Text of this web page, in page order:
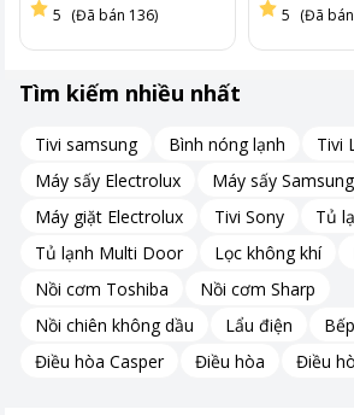
Chế độ này đảm bảo thức ăn của bạn
nóng nhanh chóng mà còn giữ được độ
Đặc biệt, chế độ này rất phù hợp với các
5 (Đã bán 136) 5 (Đã
Tìm kiếm nhiều nhất
Tivi samsung Bình nóng lạnh Tivi
Máy sấy Electrolux
Máy sấy Samsung
Máy giặt Electrolux
Tivi Sony
Tủ
Tủ lạnh Multi Door
Lọc không khí
Nồi cơm Toshiba
Nồi cơm Sharp
Nồi chiên không dầu
Lẩu điện
Điều hòa Casper
Điều hòa Điều